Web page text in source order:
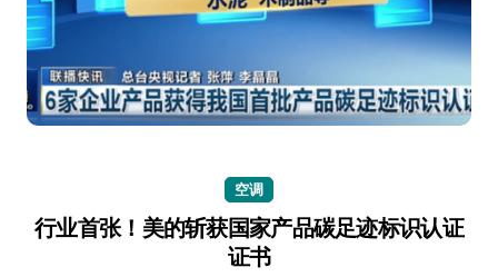
空调
行业首张！美的斩获国家产品碳足迹标识认证
证书